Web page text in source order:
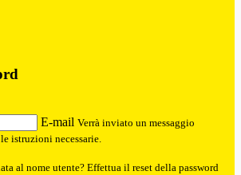
E-mail Verrà inviato un messaggio
istruzioni necessarie.
al nome utente? Effettua il reset della password